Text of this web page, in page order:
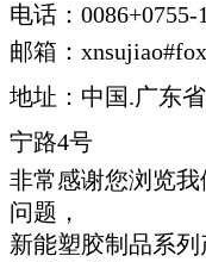
电话：0086+0755-
邮箱：
地址：中国.广东
宁路4号
非常感谢您浏览
问题，
新能塑胶制品系